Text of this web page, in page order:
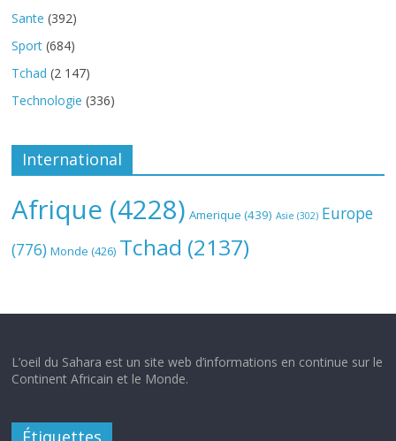
Sante (392)
Sport (684)
Tchad (2 147)
Technologie (336)
International
Afrique (4228) Amerique (439) Asie (302) Europe
(776) Monde (426) Tchad (2137)
L’oeil du Sahara est un site web d’informations en continue sur le
Continent Africain et le Monde.
Étiquettes